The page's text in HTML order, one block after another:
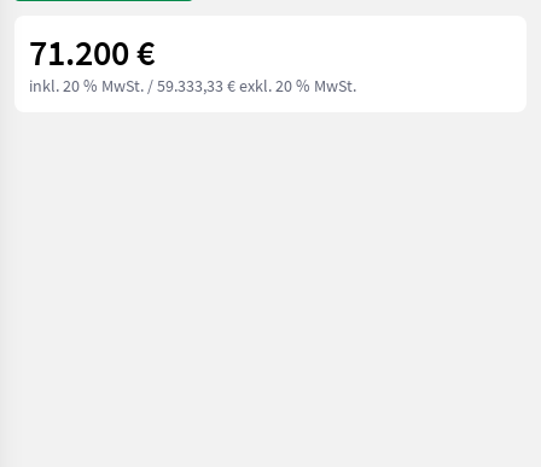
71.200 €
inkl. 20 % MwSt. / 59.333,33 € exkl. 20 % MwSt.